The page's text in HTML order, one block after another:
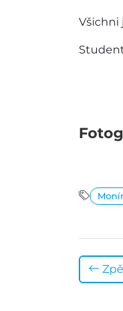
Všichni